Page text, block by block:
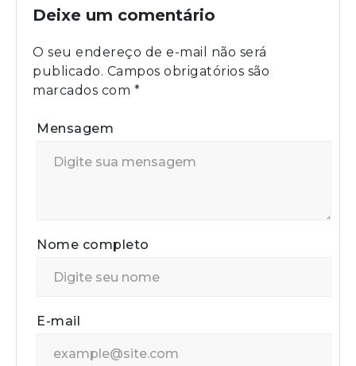
Deixe um comentário
O seu endereço de e-mail não será
publicado. Campos obrigatórios são
marcados com *
Mensagem
Nome completo
E-mail